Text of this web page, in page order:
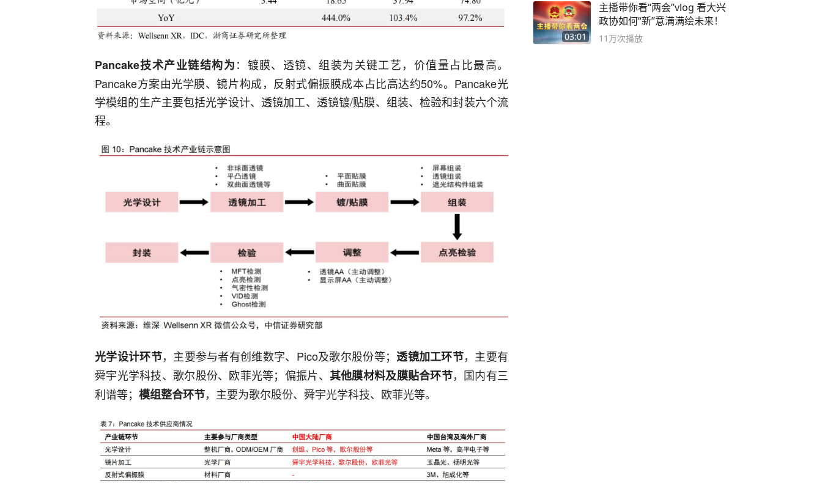
Pancake技术产业链结构为：镀膜、透镜、组装为关键工艺，价值量占比最高。
Pancake方案由光学膜、镜片构成，反射式偏振膜成本占比高达约50%。Pancake光
学模组的生产主要包括光学设计、透镜加工、透镜镀/贴膜、组装、检验和封装六个流
程。
光学设计环节，主要参与者有创维数字、Pico及歌尔股份等； 透镜加工环节，主要有
舜宇光学科技、歌尔股份、欧菲光等；偏振片、 其他膜材料及膜贴合环节，国内有三
利谱等； 模组整合环节，主要为歌尔股份、舜宇光学科技、欧菲光等。
03:01
主播带你看“两会”vlog 看大兴
政协如何“新”意满满绘未来！
11万次播放